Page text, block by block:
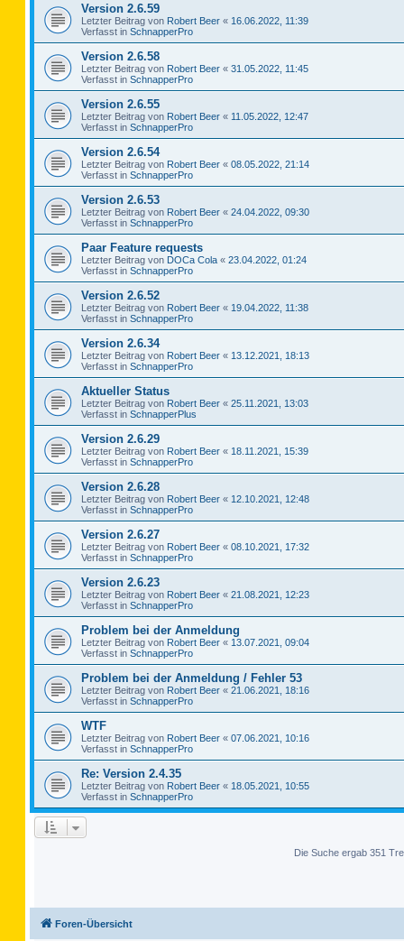
Version 2.6.59
Letzter Beitrag von Robert Beer « 16.06.2022, 11:39
Verfasst in SchnapperPro
Version 2.6.58
Letzter Beitrag von Robert Beer « 31.05.2022, 11:45
Verfasst in SchnapperPro
Version 2.6.55
Letzter Beitrag von Robert Beer « 11.05.2022, 12:47
Verfasst in SchnapperPro
Version 2.6.54
Letzter Beitrag von Robert Beer « 08.05.2022, 21:14
Verfasst in SchnapperPro
Version 2.6.53
Letzter Beitrag von Robert Beer « 24.04.2022, 09:30
Verfasst in SchnapperPro
Paar Feature requests
Letzter Beitrag von DOCa Cola « 23.04.2022, 01:24
Verfasst in SchnapperPro
Version 2.6.52
Letzter Beitrag von Robert Beer « 19.04.2022, 11:38
Verfasst in SchnapperPro
Version 2.6.34
Letzter Beitrag von Robert Beer « 13.12.2021, 18:13
Verfasst in SchnapperPro
Aktueller Status
Letzter Beitrag von Robert Beer « 25.11.2021, 13:03
Verfasst in SchnapperPlus
Version 2.6.29
Letzter Beitrag von Robert Beer « 18.11.2021, 15:39
Verfasst in SchnapperPro
Version 2.6.28
Letzter Beitrag von Robert Beer « 12.10.2021, 12:48
Verfasst in SchnapperPro
Version 2.6.27
Letzter Beitrag von Robert Beer « 08.10.2021, 17:32
Verfasst in SchnapperPro
Version 2.6.23
Letzter Beitrag von Robert Beer « 21.08.2021, 12:23
Verfasst in SchnapperPro
Problem bei der Anmeldung
Letzter Beitrag von Robert Beer « 13.07.2021, 09:04
Verfasst in SchnapperPro
Problem bei der Anmeldung / Fehler 53
Letzter Beitrag von Robert Beer « 21.06.2021, 18:16
Verfasst in SchnapperPro
WTF
Letzter Beitrag von Robert Beer « 07.06.2021, 10:16
Verfasst in SchnapperPro
Re: Version 2.4.35
Letzter Beitrag von Robert Beer « 18.05.2021, 10:55
Verfasst in SchnapperPro
Die Suche ergab 351
Foren-Übersicht